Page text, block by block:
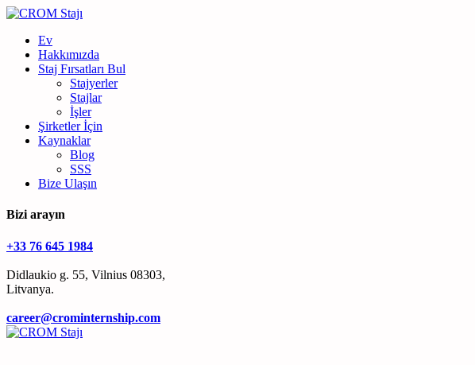
Ev
Hakkımızda
Staj Fırsatları Bul
Stajyerler
Stajlar
İşler
Şirketler İçin
Kaynaklar
Blog
SSS
Bize Ulaşın
Bizi arayın
+33 76 645 1984
Didlaukio g. 55, Vilnius 08303,
Litvanya.
career@crominternship.com